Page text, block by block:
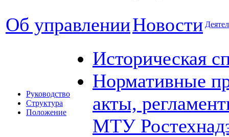
Об управленииНовости
Руководство
Структура
Положение
Историческая
Нормативные
акты,
МТУ